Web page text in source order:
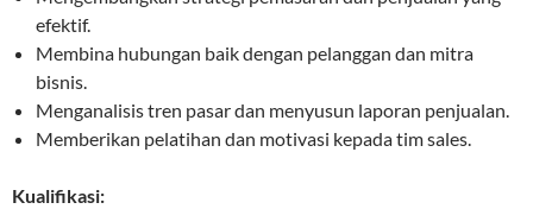
efektif.
Membina hubungan baik dengan pelanggan dan mitra
bisnis.
Menganalisis tren pasar dan menyusun laporan penjualan.
Memberikan pelatihan dan motivasi kepada tim sales.
Kualifikasi: